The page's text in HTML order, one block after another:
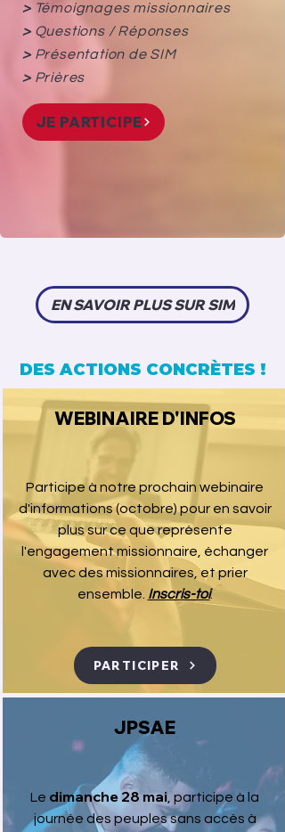
> Témoignages missionnaires
> Questions / Réponses
>Présentation de SIM
> Prières
JE PARTICIPE
EN SAVOIR PLUS SUR SIM
DES ACTIONS CONCRÈTES !
WEBINAIRE D'INFOS
Participe à notre prochain webinaire
d'informations (octobre) pour en savoir
plus sur ce que représente
l'engagement missionnaire, échanger
avec des missionnaires, et prier
ensemble. Inscris-toi.
PARTICIPER
JPSAE
Le dimanche 28 mai , participe à la
journée des peuples sans accès à